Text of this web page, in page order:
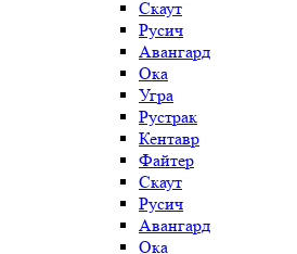
Скаут
Русич
Авангард
Ока
Угра
Рустрак
Кентавр
Файтер
Скаут
Русич
Авангард
Ока